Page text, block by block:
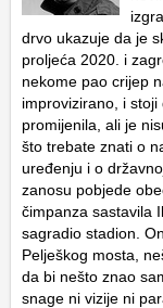
drvo ukazuje da je
proljeća 2020. i
nekome pao crijep
improvizirano, i
promijenila, ali je
što trebate znati o
uređenju i o
zanosu pobjede
čimpanza sastavila
sagradio stadion.
Pelješkog mosta,
da bi nešto znao
snage ni vizije ni